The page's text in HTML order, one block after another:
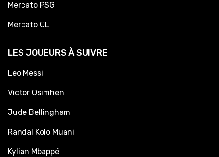
Mercato PSG
Mercato OL
LES JOUEURS À SUIVRE
Leo Messi
Victor Osimhen
Jude Bellingham
Randal Kolo Muani
Kylian Mbappé